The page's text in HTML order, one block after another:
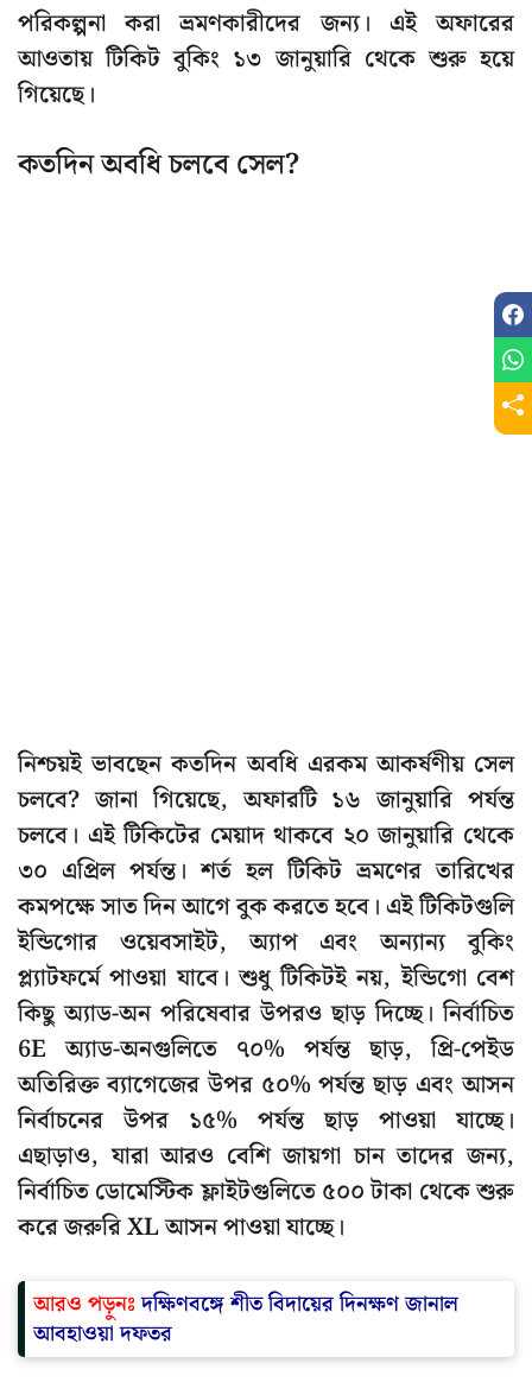
পরিকল্পনা করা ভ্রমণকারীদের জন্য। এই অফারের
আওতায় টিকিট বুকিং ১৩ জানুয়ারি থেকে শুরু হয়ে
গিয়েছে।
কতদিন অবধি চলবে সেল?
নিশ্চয়ই ভাবছেন কতদিন অবধি এরকম আকর্ষণীয় সেল
চলবে? জানা গিয়েছে, অফারটি ১৬ জানুয়ারি পর্যন্ত
চলবে। এই টিকিটের মেয়াদ থাকবে ২০ জানুয়ারি থেকে
৩০ এপ্রিল পর্যন্ত। শর্ত হল টিকিট ভ্রমণের তারিখের
কমপক্ষে সাত দিন আগে বুক করতে হবে। এই টিকিটগুলি
ইন্ডিগোর ওয়েবসাইট, অ্যাপ এবং অন্যান্য বুকিং
প্ল্যাটফর্মে পাওয়া যাবে। শুধু টিকিটই নয়, ইন্ডিগো বেশ
কিছু অ্যাড-অন পরিষেবার উপরও ছাড় দিচ্ছে। নির্বাচিত
6E অ্যাড-অনগুলিতে ৭০% পর্যন্ত ছাড়, প্রি-পেইড
অতিরিক্ত ব্যাগেজের উপর ৫০% পর্যন্ত ছাড় এবং আসন
নির্বাচনের উপর ১৫% পর্যন্ত ছাড় পাওয়া যাচ্ছে।
এছাড়াও, যারা আরও বেশি জায়গা চান তাদের জন্য,
নির্বাচিত ডোমেস্টিক ফ্লাইটগুলিতে ৫০০ টাকা থেকে শুরু
করে জরুরি XL আসন পাওয়া যাচ্ছে।
আরও পড়ুনঃদক্ষিণবঙ্গে শীত বিদায়ের দিনক্ষণ জানাল
আবহাওয়া দফতর